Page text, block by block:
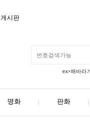
게시판
ex>해바라기
명화 판화